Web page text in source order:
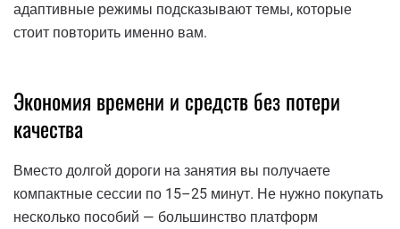
адаптивные режимы подсказывают темы, которые
стоит повторить именно вам.
Экономия времени и средств без потери
качества
Вместо долгой дороги на занятия вы получаете
компактные сессии по 15–25 минут. Не нужно покупать
несколько пособий — большинство платформ